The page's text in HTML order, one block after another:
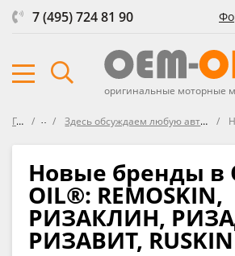
7 (495) 724 81 90
оригинальные моторные
Главная ФорумЗдесь обсуждаем любую автохимию, средства защиты, представленнуе в ОЕМ-OIL и не только
Новые бренды в
OIL®: REMOSKIN,
РИЗАКЛИН,
РИЗАВИТ, RUSKIN